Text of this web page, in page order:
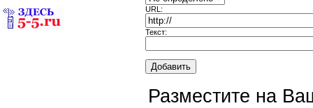
URL:
Текст:
Разместите на